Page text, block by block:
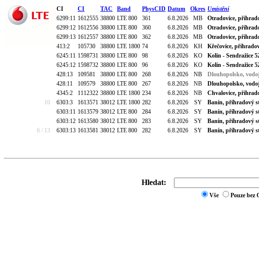
CI CI TAC Band PhysCID Datum Okres Umístění
6299:11 1612555 38800 LTE 800 361 6.8.2026 MB Otradovice,
6299:12 1612556 38800 LTE 800 360 6.8.2026 MB Otradovice,
6299:13 1612557 38800 LTE 800 362 6.8.2026 MB Otradovice,
413:2
105730 38800 LTE 1800 74 6.8.2026 KH Křečovice,
6245:11 1598731 38800 LTE 800 98 6.8.2026 KO Kolín - Sendražice
6245:12 1598732 38800 LTE 800 96 6.8.2026 KO Kolín - Sendražice
428:13
109581 38800 LTE 800 268 6.8.2026 NB Dlouhopolsko,
428:11
109579 38800 LTE 800 267 6.8.2026 NB Dlouhopolsko,
4345:2
1112322 38800 LTE 1800 234 6.8.2026 NB Chvalovice,
10
6303:3 1613571 38012 LTE 1800 282 6.8.2026 SY Banín, příhradový
6303:11 1613579 38012 LTE 800 284 6.8.2026 SY Banín, příhradový
6303:12 1613580 38012 LTE 800 283 6.8.2026 SY Banín, příhradový
6 / 13
6303:13 1613581 38012 LTE 800 282 6.8.2026 SY Banín, příhradový
Hledat:
Vše Pouze bez